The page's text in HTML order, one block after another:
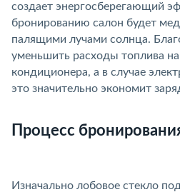
создает энергосберегающий
бронированию салон будет
палящими лучами солнца.
уменьшить расходы топлива
кондиционера, а в случае
это значительно экономит
Процесс
Изначально лобовое стекло